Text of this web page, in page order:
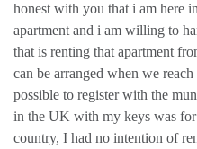
honest with you that i am here
apartment and i am willing to
that is renting that apartment
can be arranged when we
possible to register with the
in the UK with my keys was
country, I had no intention of